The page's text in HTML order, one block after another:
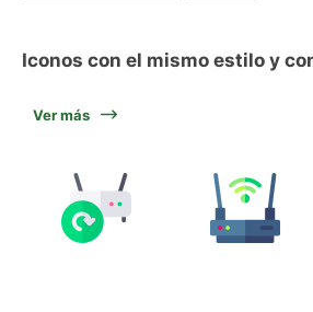
Iconos con el mismo estilo y
Ver más